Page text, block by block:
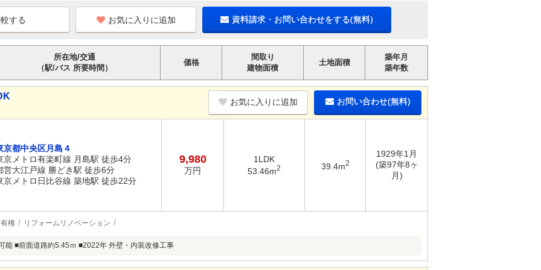
お気に入りに追加 資料請求・お問い合わせをする(無料)
所在地/交通
（駅/バス 所要時間）
価格
間取り
建物面積
土地面積
築年月
築年数
お気に入りに追加 お問い合わせ(無料)
京都中央区月島４
京メトロ有楽町線 月島駅 徒歩4分
営大江戸線 勝どき駅 徒歩6分
京メトロ日比谷線 築地駅 徒歩22分
9,980
万円
1LDK
53.46m2 39.4m2
1929年1月
(築97年8ヶ
月)
権 リフォームリノベーション
能 ■前面道路約5.45ｍ ■2022年 外壁・内装改修工事